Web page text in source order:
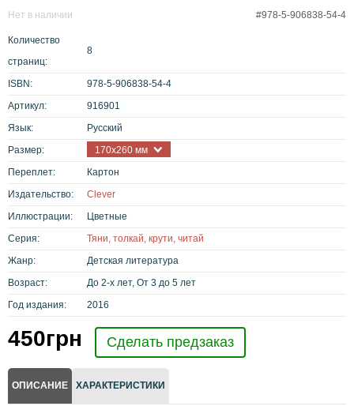
#978-5-906838-54-4
Нет в наличии
Количество
страниц:
8
ISBN:
978-5-906838-54-4
Артикул:
916901
Язык:
Русский
Размер:
170х260 мм
Переплет:
Картон
Издательство:
Clever
Иллюстрации:
Цветные
Серия:
Тяни, толкай, крути, читай
Жанр:
Детская литература
Возраст:
До 2-х лет, От 3 до 5 лет
Год издания:
2016
450грн Сделать предзаказ
ОПИСАНИЕ ХАРАКТЕРИСТИКИ